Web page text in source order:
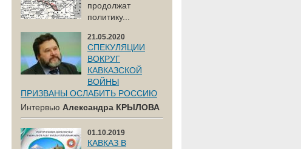
продолжат
политику...
21.05.2020
СПЕКУЛЯЦИИ
ВОКРУГ
КАВКАЗСКОЙ
ВОЙНЫ
ПРИЗВАНЫ ОСЛАБИТЬ РОССИЮ
Интервью Александра КРЫЛОВА
01.10.2019
КАВКАЗ В